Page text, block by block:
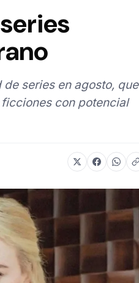
series en agosto, que
con potencial